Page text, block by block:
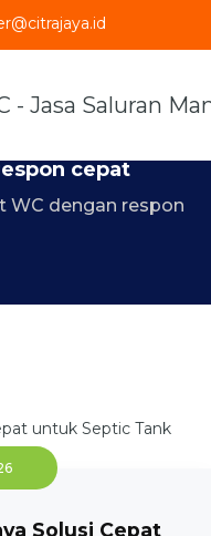
cepat
WC dengan respon
Solusi Cepat